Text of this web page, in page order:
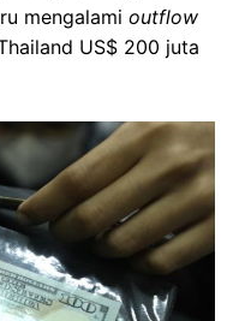
mengalami outflow
US$ 200 juta